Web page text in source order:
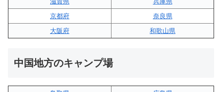
京都府
奈良県
大阪府
和歌山県
中国地方のキャンプ場